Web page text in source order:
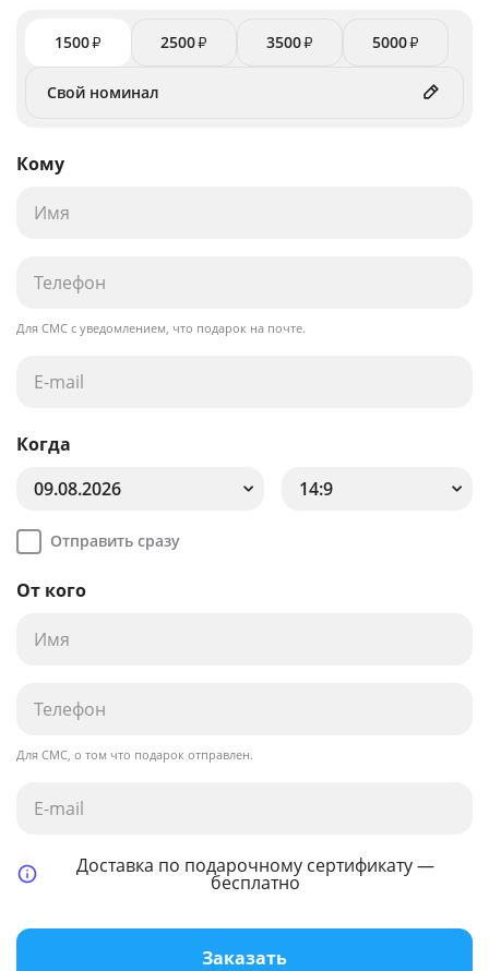
1500₽ 2500₽ 3500₽ 5000₽
Кому
Для СМС с уведомлением, что подарок на почте.
Когда
09.08.2026
14:9
Отправить сразу
От кого
Для СМС, о том что подарок отправлен.
Доставка по подарочному сертификату —
бесплатно
Заказать